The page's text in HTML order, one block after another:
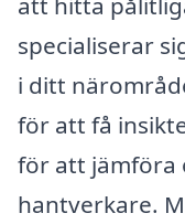
specialiserar
i ditt
för att få
för att jämföra
hantverkare.